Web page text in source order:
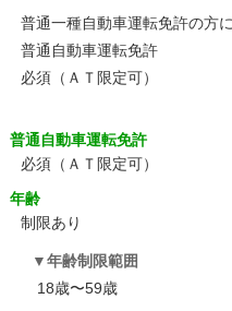
普通一種自動車運転免許の方
普通自動車運転免許
必須（ＡＴ限定可）
普通自動車運転免許
必須（ＡＴ限定可）
年齢
制限あり
年齢制限範囲
18歳〜59歳